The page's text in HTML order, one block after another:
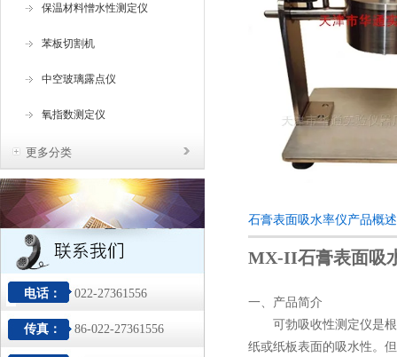
保温材料憎水性测定仪
苯板切割机
中空玻璃露点仪
氧指数测定仪
更多分类
电话： 022-27361556
传真： 86-022-27361556
石膏表面吸水率仪产品概
MX-II石膏表面吸
一、产品简介
可勃吸收性测定仪是根
纸或纸板表面的吸水性。